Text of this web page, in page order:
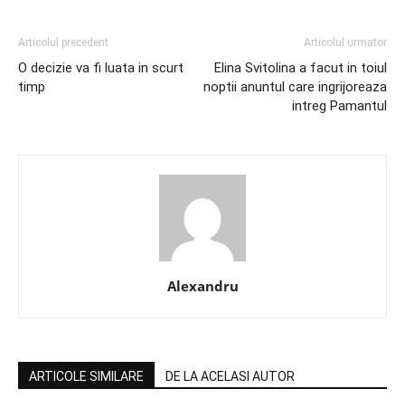
Articolul precedent
O decizie va fi luata in scurt
timp
Articolul urmator
Elina Svitolina a facut in toiul
noptii anuntul care ingrijoreaza
intreg Pamantul
Alexandru
ARTICOLE SIMILARE DE LA ACELASI AUTOR